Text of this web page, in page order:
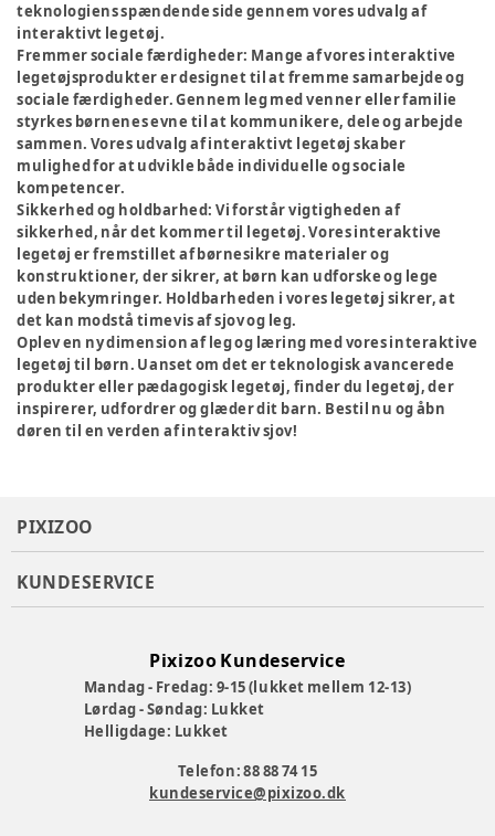
teknologiens spændende side gennem vores udvalg af
interaktivt legetøj.
Fremmer sociale færdigheder: Mange af vores interaktive
legetøjsprodukter er designet til at fremme samarbejde og
sociale færdigheder. Gennem leg med venner eller familie
styrkes børnenes evne til at kommunikere, dele og arbejde
sammen. Vores udvalg af interaktivt legetøj skaber
mulighed for at udvikle både individuelle og sociale
kompetencer.
Sikkerhed og holdbarhed: Vi forstår vigtigheden af
sikkerhed, når det kommer til legetøj. Vores interaktive
legetøj er fremstillet af børnesikre materialer og
konstruktioner, der sikrer, at børn kan udforske og lege
uden bekymringer. Holdbarheden i vores legetøj sikrer, at
det kan modstå timevis af sjov og leg.
Oplev en ny dimension af leg og læring med vores interaktive
legetøj til børn. Uanset om det er teknologisk avancerede
produkter eller pædagogisk legetøj, finder du legetøj, der
inspirerer, udfordrer og glæder dit barn. Bestil nu og åbn
døren til en verden af interaktiv sjov!
PIXIZOO
KUNDESERVICE
Pixizoo Kundeservice
Mandag - Fredag: 9-15 (lukket mellem 12-13)
Lørdag - Søndag: Lukket
Helligdage: Lukket
Telefon: 88 88 74 15
kundeservice@pixizoo.dk